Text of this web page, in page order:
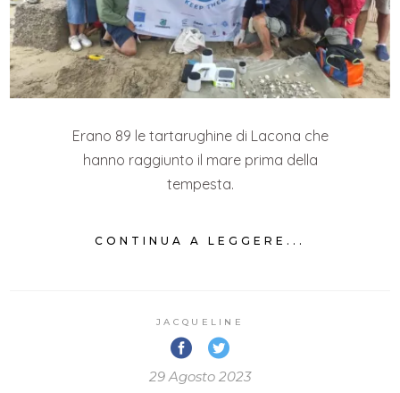
Erano 89 le tartarughine di Lacona che
hanno raggiunto il mare prima della
tempesta.
CONTINUA A LEGGERE...
JACQUELINE
29 Agosto 2023